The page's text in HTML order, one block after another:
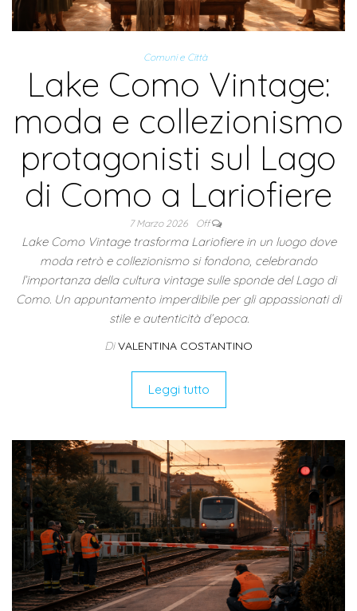
Comuni e Città
Lake Como Vintage:
moda e collezionismo
protagonisti sul Lago
di Como a Lariofiere
7 Marzo 2026 Off
Lake Como Vintage trasforma Lariofiere in un luogo dove
moda retrò e collezionismo si fondono, celebrando
l’importanza della cultura vintage sulle sponde del Lago di
Como. Un appuntamento imperdibile per gli appassionati di
stile e autenticità d’epoca.
Di VALENTINA COSTANTINO
Leggi tutto